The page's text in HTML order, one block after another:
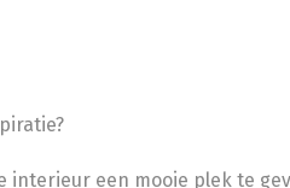
interieur een mooie plek te